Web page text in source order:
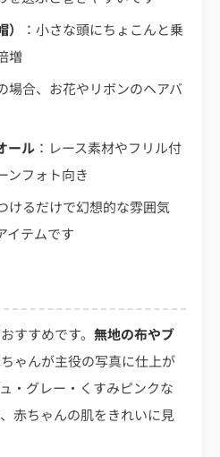
：小さな頭にちょこんと乗
増
場合、お花やリボンのヘアバ
ール ：レース素材やフリル付
ンフォト向き
けるだけで幻想的な雰囲気
イテムです
すすめです。 無地の布やブ
ゃんが主役の写真に仕上が
・グレー・くすみピンクな
赤ちゃんの肌をきれいに見